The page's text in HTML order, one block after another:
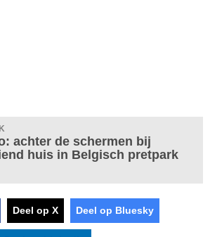
achter de schermen bij
huis in Belgisch pretpark
Deel op X Deel op Bluesky